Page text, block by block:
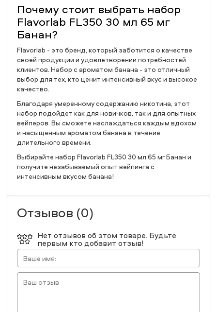
Почему стоит выбрать набор
Flavorlab FL350 30 мл 65 мг
Банан?
Flavorlab - это бренд, который заботится о качестве
своей продукции и удовлетворении потребностей
клиентов. Набор с ароматом банана - это отличный
выбор для тех, кто ценит интенсивный вкус и высокое
качество.
Благодаря умеренному содержанию никотина, этот
набор подойдет как для новичков, так и для опытных
вейперов. Вы сможете наслаждаться каждым вдохом
и насыщенным ароматом банана в течение
длительного времени.
Выбирайте набор Flavorlab FL350 30 мл 65 мг Банан и
получите незабываемый опыт вейпинга с
интенсивным вкусом банана!
Отзывов (0)
Нет отзывов об этом товаре. Будьте
первым кто добавит отзыв!